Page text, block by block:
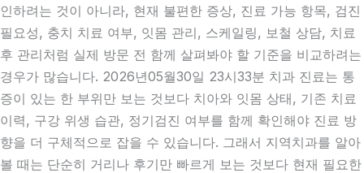
인하려는 것이 아니라, 현재 불편한 증상, 진료 가능 항목, 검진
필요성, 충치 치료 여부, 잇몸 관리, 스케일링, 보철 상담, 치료
후 관리처럼 실제 방문 전 함께 살펴봐야 할 기준을 비교하려는
경우가 많습니다. 2026년05월30일 23시33분 치과 진료는 통
증이 있는 한 부위만 보는 것보다 치아와 잇몸 상태, 기존 치료
이력, 구강 위생 습관, 정기검진 여부를 함께 확인해야 진료 방
향을 더 구체적으로 잡을 수 있습니다. 그래서 지역치과를 알아
볼 때는 단순히 거리나 후기만 빠르게 보는 것보다 현재 필요한